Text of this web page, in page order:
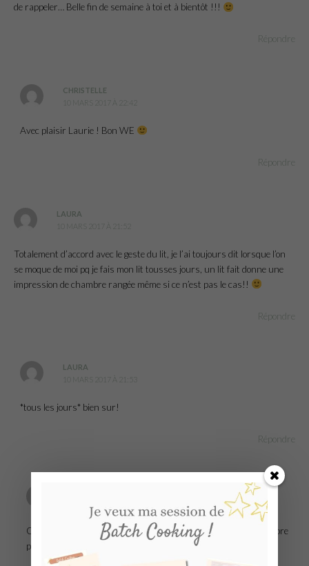
de rappeler… Belle fin de semaine à toi et à bientôt !!!
Répondre
CHRISTELLE
10 MARS 2017 À 22:42
Avec plaisir Laurie ! Bon WE
Répondre
LAURA
10 MARS 2017 À 21:52
Totalement d’accord avec le geste du lit, je l’ai toujours dit lorsque l’on
se moque de moi pq je fais mon lit tousses jours, un lit fait donne une
impression de chambre rangée même si ce n’est pas le cas!!
Répondre
LAURA
10 MARS 2017 À 21:53
*tous les jours* bien sur!
Répondre
Oui c’est tout bête mais cela peut rendre rapidement une chambre
presque nickel !